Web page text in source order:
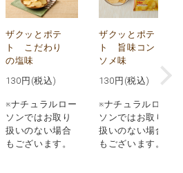
ザクッとポテ
ト こだわり
の塩味
130 円(税込)
※ナチュラルロー
ソンではお取り
扱いのない場合
もございます。
ザクッとポテ
ト 旨味コン
ソメ味
130 円(税込)
※ナチュラルロー
ソンではお取り
扱いのない場合
もございます。